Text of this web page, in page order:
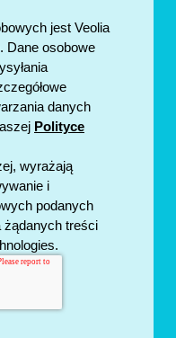
jest Veolia
Dane osobowe
danych
Polityce
wyrażają
i
podanych
żądanych treści